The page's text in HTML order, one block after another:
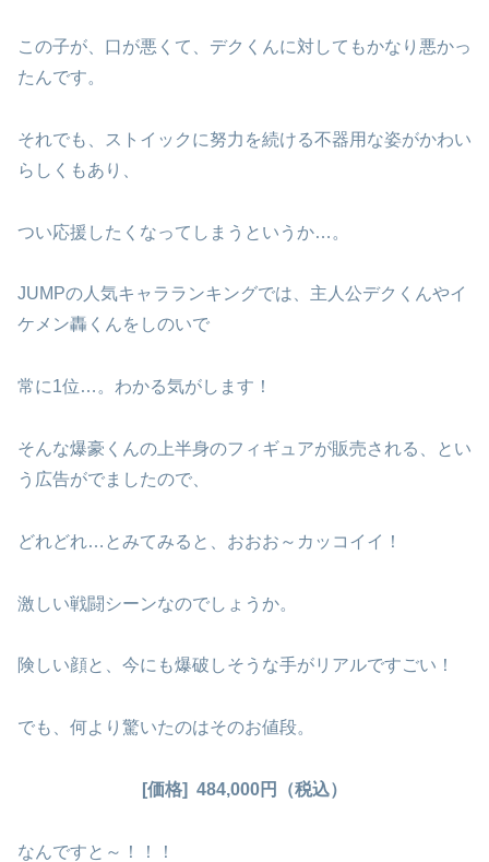
この子が、口が悪くて、デクくんに対してもかなり悪かっ
たんです。
それでも、ストイックに努力を続ける不器用な姿がかわい
らしくもあり、
つい応援したくなってしまうというか…。
JUMPの人気キャラランキングでは、主人公デクくんやイ
ケメン轟くんをしのいで
常に1位…。わかる気がします！
そんな爆豪くんの上半身のフィギュアが販売される、とい
う広告がでましたので、
どれどれ…とみてみると、おおお～カッコイイ！
激しい戦闘シーンなのでしょうか。
険しい顔と、今にも爆破しそうな手がリアルですごい！
でも、何より驚いたのはそのお値段。
[価格] 484,000円（税込）
なんですと～！！！